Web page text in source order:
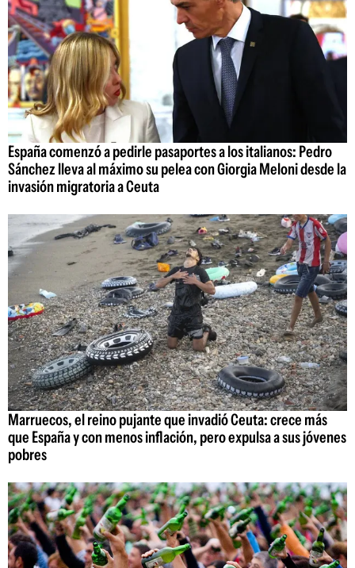
España comenzó a pedirle pasaportes a los italianos: Pedro
Sánchez lleva al máximo su pelea con Giorgia Meloni desde la
invasión migratoria a Ceuta
Marruecos, el reino pujante que invadió Ceuta: crece más
que España y con menos inflación, pero expulsa a sus jóvenes
pobres